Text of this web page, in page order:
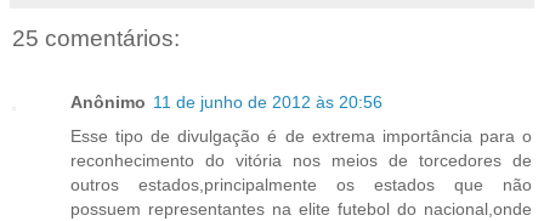
25 comentários:
Anônimo 11 de junho de 2012 às 20:56
Esse tipo de divulgação é de extrema importância para o
reconhecimento do vitória nos meios de torcedores de
outros estados,principalmente os estados que não
possuem representantes na elite futebol do nacional,onde